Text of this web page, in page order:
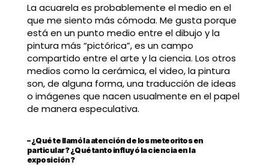
La acuarela es probablemente el medio en el
que me siento más cómoda. Me gusta porque
está en un punto medio entre el dibujo y la
pintura más “pictórica”, es un campo
compartido entre el arte y la ciencia. Los otros
medios como la cerámica, el video, la pintura
son, de alguna forma, una traducción de ideas
o imágenes que nacen usualmente en el papel
de manera especulativa.
– ¿Qué te llamó la atención de los meteoritos en
particular? ¿Qué tanto influyó la ciencia en la
exposición?